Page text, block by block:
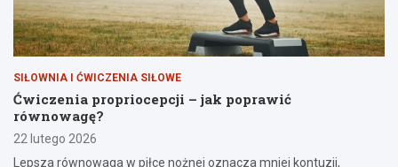
SIŁOWNIA I ĆWICZENIA SIŁOWE
Ćwiczenia propriocepcji – jak poprawić
równowagę?
22 lutego 2026
Lepsza równowaga w piłce nożnej oznacza mniej kontuzji,